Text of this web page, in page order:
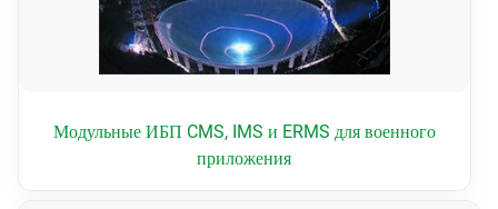
Модульные ИБП CMS, IMS и ERMS для военного
приложения